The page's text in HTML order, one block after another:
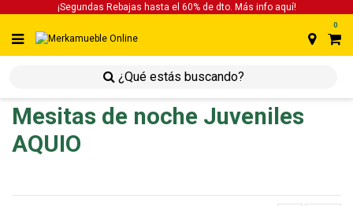
¡Segundas Rebajas hasta el 60% de dto. Más info aquí!
0
juveniles mesitas de noche juveniles
Mesitas de noche Juveniles
AQUIO